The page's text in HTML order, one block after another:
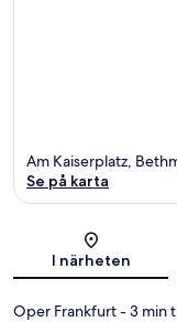
Am Kaiserplatz,
Se på karta
I närheten
Oper Frankfurt- 3 min